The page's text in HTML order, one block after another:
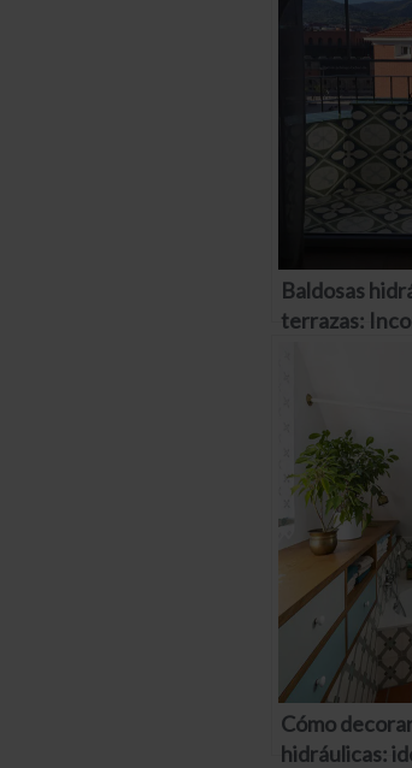
Baldosas
terrazas:
Cómo
hidráulicas: